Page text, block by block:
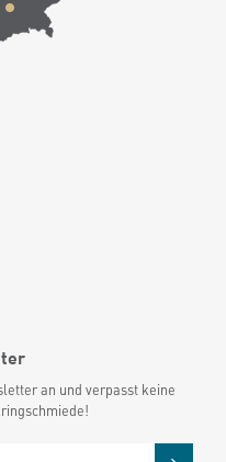
an und verpasst keine